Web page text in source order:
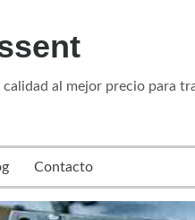
al mejor precio para
Contacto